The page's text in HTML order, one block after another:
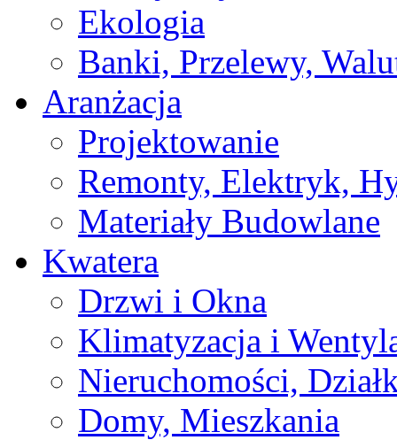
Ekologia
Banki, Przelewy,
Aranżacja
Projektowanie
Remonty, Elektryk,
Materiały Budowlane
Kwatera
Drzwi i Okna
Klimatyzacja i
Nieruchomości,
Domy, Mieszkania